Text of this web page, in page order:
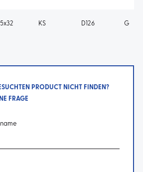
KS D126 G
PRODUCT NICHT FINDEN?
FRAGE